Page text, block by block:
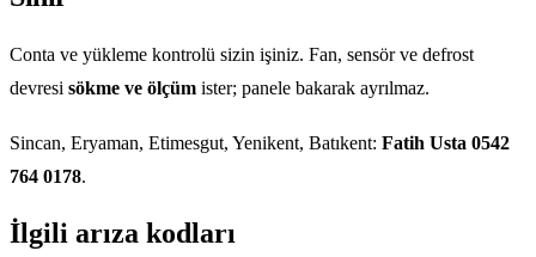
Conta ve yükleme kontrolü sizin işiniz. Fan, sensör ve defrost
devresi sökme ve ölçüm ister; panele bakarak ayrılmaz.
Sincan, Eryaman, Etimesgut, Yenikent, Batıkent: Fatih Usta 0542
764 0178.
İlgili arıza kodları